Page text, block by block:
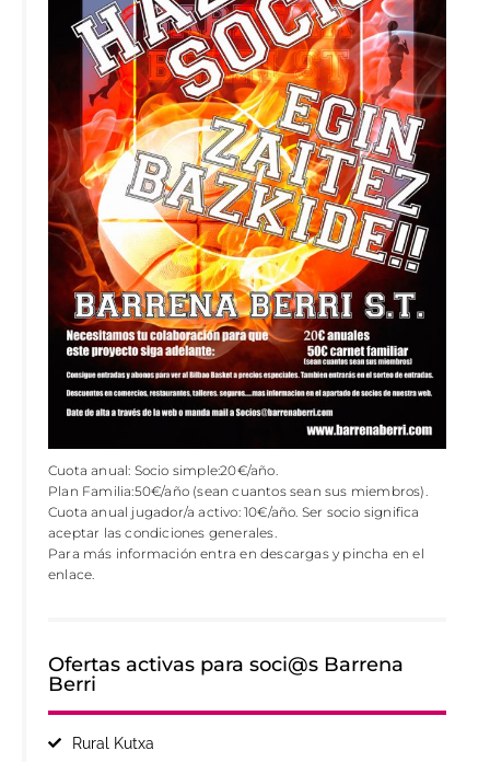
Cuota anual: Socio simple:20€/año.
Plan Familia:50€/año (sean cuantos sean sus miembros).
Cuota anual jugador/a activo: 10€/año. Ser socio significa
aceptar las condiciones generales.
Para más información entra en descargas y pincha en el
enlace.
Ofertas activas para soci@s Barrena
Berri
Rural Kutxa